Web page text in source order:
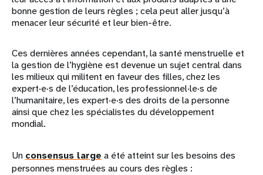
bonne gestion de leurs règles ; cela peut aller jusqu’à
menacer leur sécurité et leur bien-être.
Ces dernières années cependant, la santé menstruelle et
la gestion de l’hygiène est devenue un sujet central dans
les milieux qui militent en faveur des filles, chez les
expert·e·s de l’éducation, les professionnel·le·s de
l’humanitaire, les expert·e·s des droits de la personne
ainsi que chez les spécialistes du développement
mondial.
Un consensus large a été atteint sur les besoins des
personnes menstruées au cours des règles :